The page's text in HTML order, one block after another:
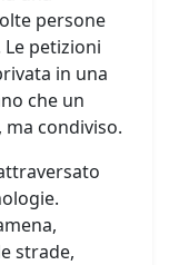
persone
petizioni
in una
che un
condiviso.
strade,